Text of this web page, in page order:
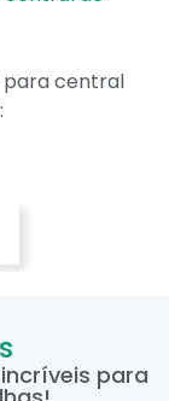
para central
para